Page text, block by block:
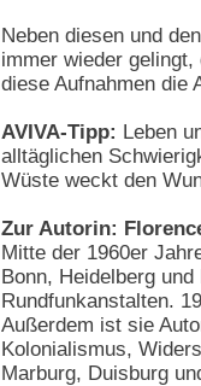
Neben diesen und
immer wieder
diese Aufnahmen die
AVIVA-Tipp: Leben
alltäglichen
Wüste weckt den
Zur Autorin:
Mitte der 1960er
Bonn, Heidelberg
Rundfunkanstalten.
Außerdem ist sie
Kolonialismus,
Marburg, Duisburg